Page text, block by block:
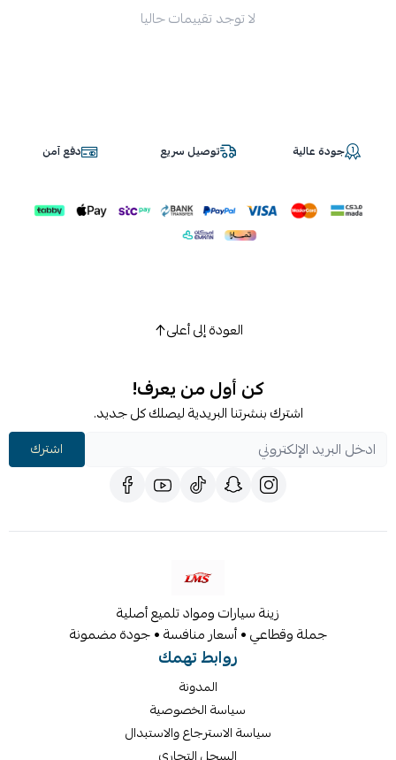
لا توجد تقييمات حاليا
جودة عالية توصيل سريع دفع آمن
العودة إلى أعلى
كن أول من يعرف!
اشترك بنشرتنا البريدية ليصلك كل جديد.
اشترك
زينة سيارات ومواد تلميع أصلية
جملة وقطاعي • أسعار منافسة • جودة مضمونة
روابط تهمك
المدونة
سياسة الخصوصية
سياسة الاسترجاع والاستبدال